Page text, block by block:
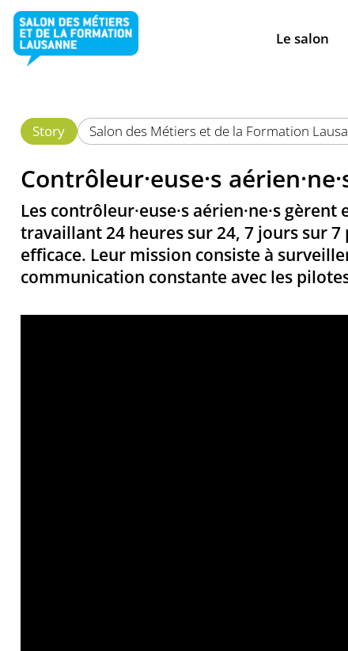
Le salon
Story Salon des Métiers et de la Formation
Contrôleur·euse·s
Les contrôleur·euse·s aérien·ne·s
travaillant 24 heures sur 24, 7 jours sur
efficace. Leur mission consiste à
communication constante avec les